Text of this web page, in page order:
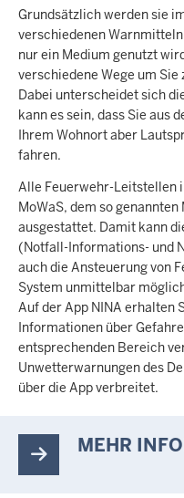
Grundsätzlich werden sie
verschiedenen
nur ein Medium genutzt
verschiedene Wege um Sie
Dabei unterscheidet sich
kann es sein, dass Sie aus
Ihrem Wohnort aber
fahren.
Alle Feuerwehr-Leitstellen
MoWaS, dem so
ausgestattet. Damit kann
(Notfall-Informations- und
auch die Ansteuerung von
System unmittelbar
Auf der App NINA erhalten
Informationen über
entsprechenden Bereich
Unwetterwarnungen des
über die App verbreitet.
MEHR